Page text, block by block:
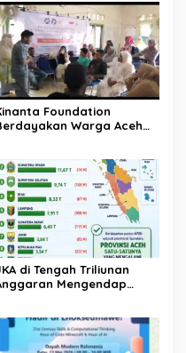
Foundation
Warga Aceh
di Tengah Triliunan
Mengendap
pemerintah Aceh